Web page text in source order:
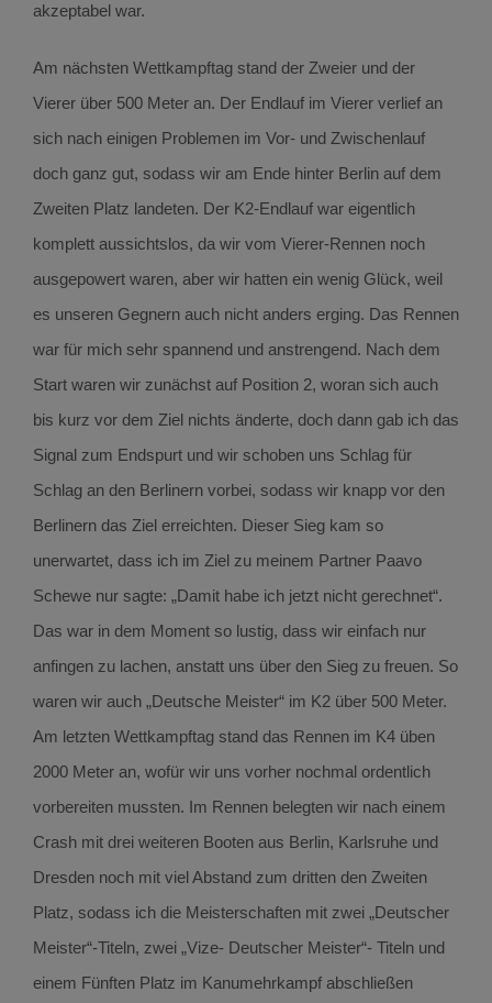
akzeptabel war.
Am nächsten Wettkampftag stand der Zweier und der
Vierer über 500 Meter an. Der Endlauf im Vierer verlief an
sich nach einigen Problemen im Vor- und Zwischenlauf
doch ganz gut, sodass wir am Ende hinter Berlin auf dem
Zweiten Platz landeten. Der K2-Endlauf war eigentlich
komplett aussichtslos, da wir vom Vierer-Rennen noch
ausgepowert waren, aber wir hatten ein wenig Glück, weil
es unseren Gegnern auch nicht anders erging. Das Rennen
war für mich sehr spannend und anstrengend. Nach dem
Start waren wir zunächst auf Position 2, woran sich auch
bis kurz vor dem Ziel nichts änderte, doch dann gab ich das
Signal zum Endspurt und wir schoben uns Schlag für
Schlag an den Berlinern vorbei, sodass wir knapp vor den
Berlinern das Ziel erreichten. Dieser Sieg kam so
unerwartet, dass ich im Ziel zu meinem Partner Paavo
Schewe nur sagte: „Damit habe ich jetzt nicht gerechnet“.
Das war in dem Moment so lustig, dass wir einfach nur
anfingen zu lachen, anstatt uns über den Sieg zu freuen. So
waren wir auch „Deutsche Meister“ im K2 über 500 Meter.
Am letzten Wettkampftag stand das Rennen im K4 üben
2000 Meter an, wofür wir uns vorher nochmal ordentlich
vorbereiten mussten. Im Rennen belegten wir nach einem
Crash mit drei weiteren Booten aus Berlin, Karlsruhe und
Dresden noch mit viel Abstand zum dritten den Zweiten
Platz, sodass ich die Meisterschaften mit zwei „Deutscher
Meister“-Titeln, zwei „Vize- Deutscher Meister“- Titeln und
einem Fünften Platz im Kanumehrkampf abschließen